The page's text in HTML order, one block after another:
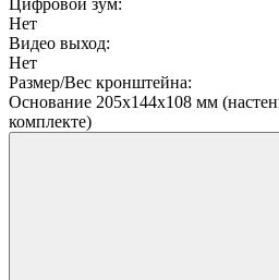
Нет
Видео выход:
Нет
Размер/Вес кронштейна:
Основание 205х144х108 мм
комплекте)